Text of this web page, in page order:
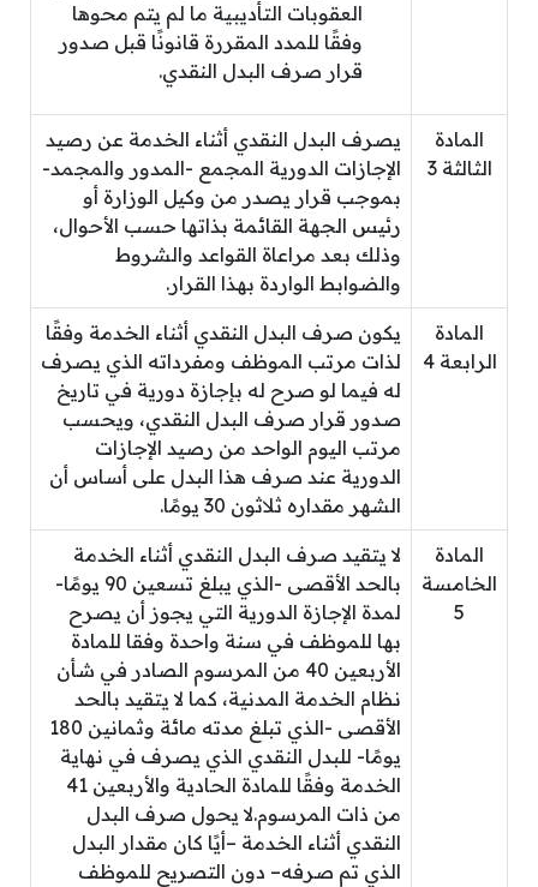
العقوبات التأديبية ما لم يتم محوها
وفقًا للمدد المقررة قانونًا قبل صدور
قرار صرف البدل النقدي.
المادة
الثالثة 3
يصرف البدل النقدي أثناء الخدمة عن رصيد
الإجازات الدورية المجمع -المدور والمجمد-
بموجب قرار يصدر من وكيل الوزارة أو
رئيس الجهة القائمة بذاتها حسب الأحوال،
وذلك بعد مراعاة القواعد والشروط
والضوابط الواردة بهذا القرار.
المادة
الرابعة 4
يكون صرف البدل النقدي أثناء الخدمة وفقًا
لذات مرتب الموظف ومفرداته الذي يصرف
له فيما لو صرح له بإجازة دورية في تاريخ
صدور قرار صرف البدل النقدي، ويحسب
مرتب اليوم الواحد من رصيد الإجازات
الدورية عند صرف هذا البدل على أساس أن
الشهر مقداره ثلاثون 30 يومًا.
المادة
الخامسة
5
لا يتقيد صرف البدل النقدي أثناء الخدمة
بالحد الأقصى -الذي يبلغ تسعين 90 يومًا-
لمدة الإجازة الدورية التي يجوز أن يصرح
بها للموظف في سنة واحدة وفقا للمادة
الأربعين 40 من المرسوم الصادر في شأن
نظام الخدمة المدنية، كما لا يتقيد بالحد
الأقصى -الذي تبلغ مدته مائة وثمانين 180
يومًا- للبدل النقدي الذي يصرف في نهاية
الخدمة وفقًا للمادة الحادية والأربعين 41
من ذات المرسوم.لا يحول صرف البدل
النقدي أثناء الخدمة –أيًا كان مقدار البدل
الذي تم صرفه– دون التصريح للموظف